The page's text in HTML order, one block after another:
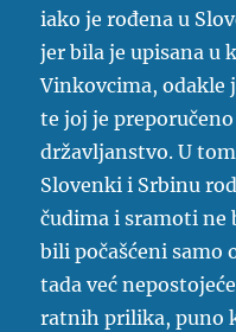
iako je rođena u
jer bila je upisana u
Vinkovcima, odakle
te joj je
državljanstvo. U
Slovenki i Srbinu
čudima i sramoti ne
bili počašćeni samo
tada već
ratnih prilika, puno